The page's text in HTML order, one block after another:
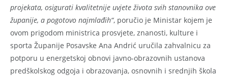
projekata, osigurati kvalitetnije uvjete života svih stanovnika ove
županije, a pogotovo najmlađih“, poručio je Ministar kojem je
ovom prigodom ministrica prosvjete, znanosti, kulture i
sporta Županije Posavske Ana Andrić uručila zahvalnicu za
potporu u energetskoj obnovi javno-obrazovnih ustanova
predškolskog odgoja i obrazovanja, osnovnih i srednjih škola